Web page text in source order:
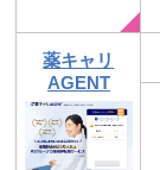
薬キャリ
AGENT